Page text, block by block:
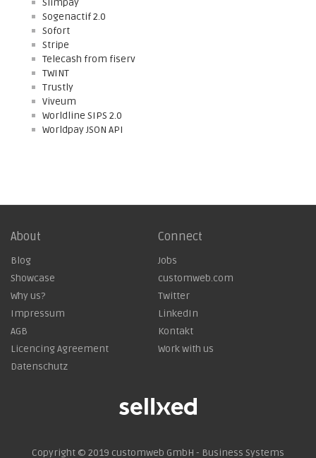
Slimpay
Sogenactif 2.0
Sofort
Stripe
Telecash from fiserv
TWINT
Trustly
Viveum
Worldline SIPS 2.0
Worldpay JSON API
About
Blog
Showcase
Why us?
Impressum
AGB
Licencing Agreement
Datenschutz
Connect
Jobs
customweb.com
Twitter
LinkedIn
Kontakt
Work with us
Copyright © 2019 customweb GmbH - Business Systems